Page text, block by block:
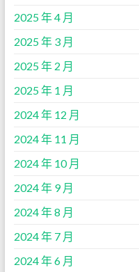
2025 年 4 月
2025 年 3 月
2025 年 2 月
2025 年 1 月
2024 年 12 月
2024 年 11 月
2024 年 10 月
2024 年 9 月
2024 年 8 月
2024 年 7 月
2024 年 6 月